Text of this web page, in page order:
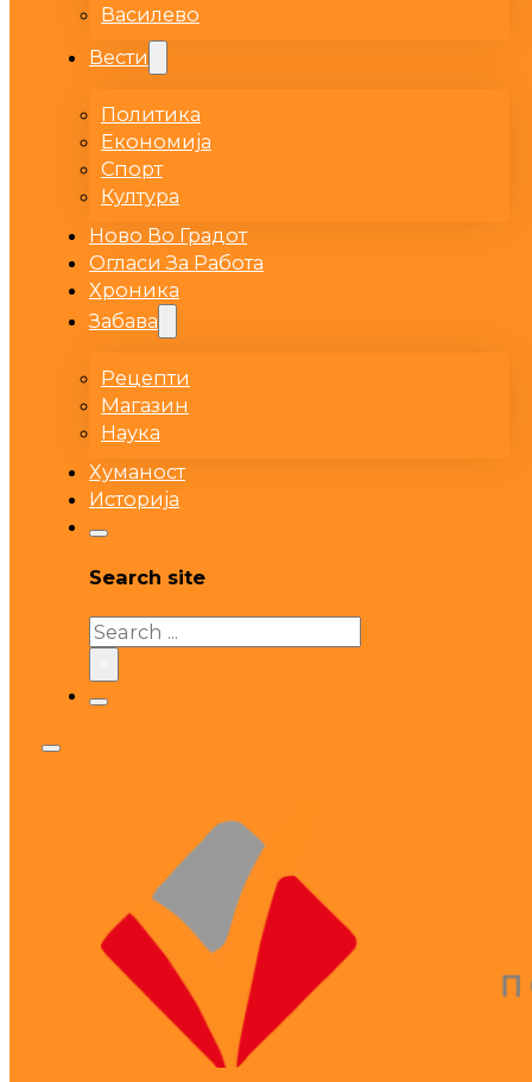
Василево
Вести
Политика
Економија
Спорт
Култура
Ново Во Градот
Огласи За Работа
Хроника
Забава
Рецепти
Магазин
Наука
Хуманост
Историја
Search site
Search